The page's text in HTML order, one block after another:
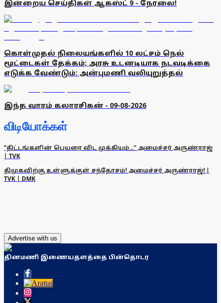
இன்றைய செய்திகள் ஆகஸ்ட் 9 - நேரலை!
கொள்முதல் நிலையங்களில் 10 லட்சம் நெல்
மூட்டைகள் தேக்கம்; அரசு உடனடியாக நடவடிக்கை
எடுக்க வேண்டும்: அன்புமணி வலியுறுத்தல்
இந்த வாரம் கலாரசிகன் - 09-08-2026
விடியோக்கள்
”திட்டங்களின் பெயரை விட முக்கியம்...” அமைச்சர் அருண்ராஜ்
| TVK
திமுகவிற்கு உள்ளுக்குள் சந்தோசம்! அமைச்சர் அருண்ராஜ்! |
TVK | DMK
Advertise with us
தினமணி இணையதளத்தை பின்தொடர